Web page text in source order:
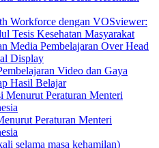
Workforce dengan VOSviewer:
Tesis Kesehatan Masyarakat
Media Pembelajaran Over Head
Display
Video dan Gaya
Hasil Belajar
Peraturan Menteri